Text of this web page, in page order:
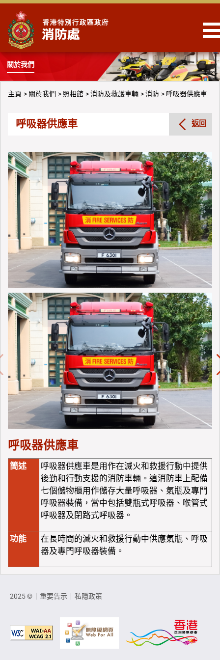
跳到內容
關於我們
主頁 關於我們 照相館 消防及救護車輛 消防 呼吸器供應車
呼吸器供應車 返回
呼吸器供應車
簡述
呼吸器供應車是用作在滅火和救援行動中提供
後勤和行動支援的消防車輛。這消防車上配備
七個儲物櫃用作儲存大量呼吸器、氣瓶及專門
呼吸器裝備，當中包括雙瓶式呼吸器、喉管式
呼吸器及閉路式呼吸器。
功能
在長時間的滅火和救援行動中供應氣瓶、呼吸
器及專門呼吸器裝備。
2025 © 重要告示 私隱政策